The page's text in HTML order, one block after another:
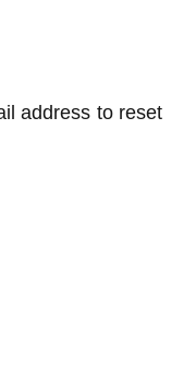
address to reset